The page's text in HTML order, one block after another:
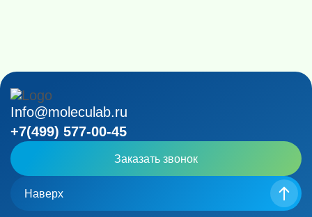
Info@moleculab.ru
+7(499) 577-00-45
Заказать звонок
Наверх